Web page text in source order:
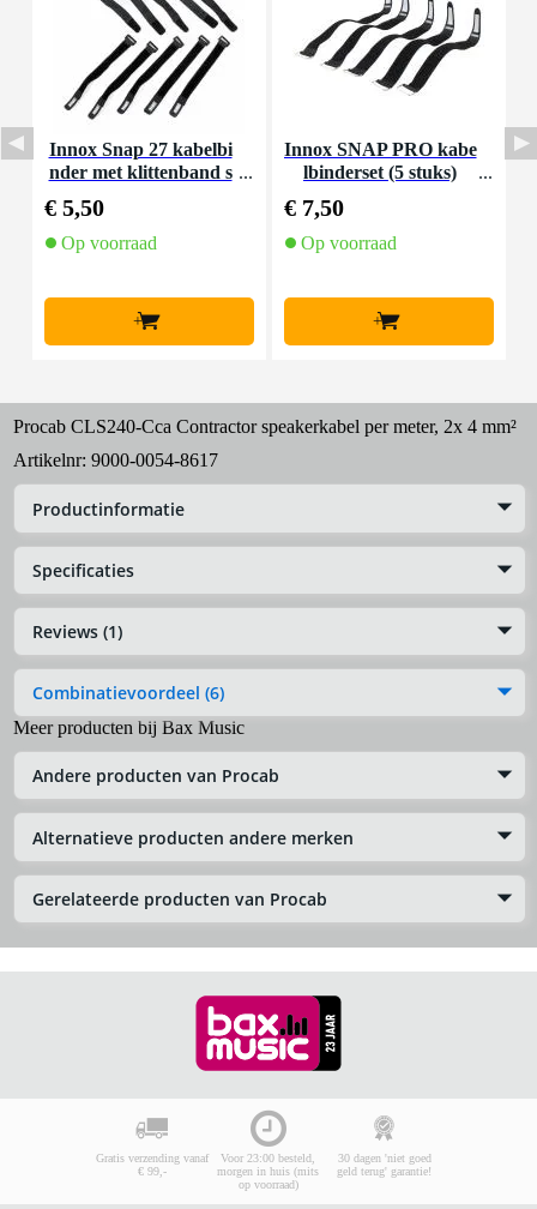
Innox Snap 27 kabelbi
nder met klittenband s
€ 5,50
Op voorraad
+
Innox SNAP PRO kabe
lbinderset (5 stuks)
€ 7,50
Op voorraad
+
Procab CLS240-Cca Contractor speakerkabel per meter, 2x 4 mm²
Artikelnr: 9000-0054-8617
Productinformatie
Specificaties
Reviews (1)
Combinatievoordeel (6)
Meer producten bij Bax Music
Andere producten van Procab
Alternatieve producten andere merken
Gerelateerde producten van Procab
Gratis verzending vanaf
€ 99,-
Voor 23:00 besteld,
morgen in huis (mits
op voorraad)
30 dagen 'niet goed
geld terug' garantie!